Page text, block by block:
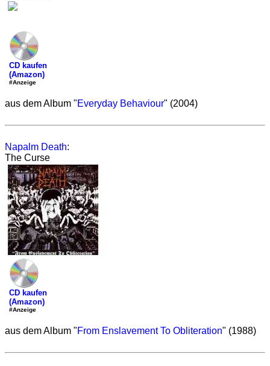
CD kaufen
(Amazon)
#Anzeige
aus dem Album "Everyday Behaviour" (2004)
Napalm Death:
The Curse
CD kaufen
(Amazon)
#Anzeige
aus dem Album "From Enslavement To Obliteration" (1988)